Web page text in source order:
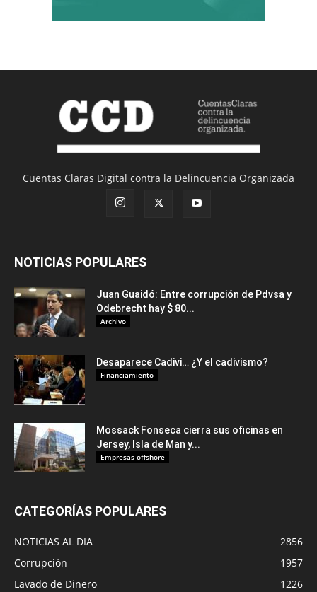
Cuentas Claras Digital contra la Delincuencia Organizada
NOTICIAS POPULARES
Juan Guaidó: Entre corrupción de Pdvsa y
Odebrecht hay $ 80...
Archivo
Desaparece Cadivi… ¿Y el cadivismo?
Financiamiento
Mossack Fonseca cierra sus oficinas en
Jersey, Isla de Man y...
Empresas offshore
CATEGORÍAS POPULARES
NOTICIAS AL DIA
2856
Corrupción
1957
Lavado de Dinero
1226